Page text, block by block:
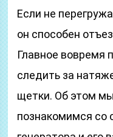
Если не
он способен
Главное вовремя
следить за
щетки. Об этом
познакомимся со